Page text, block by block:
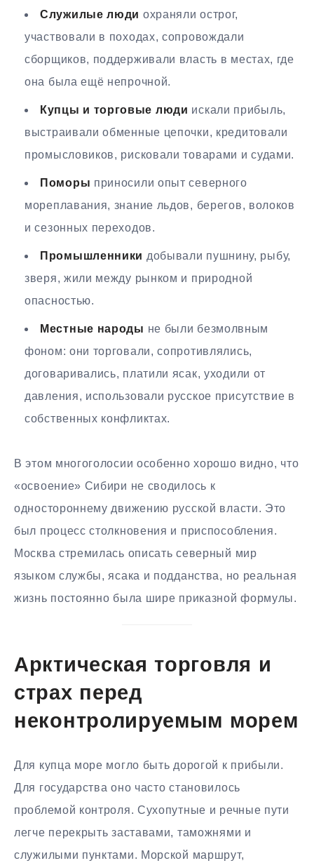
Служилые люди охраняли острог,
участвовали в походах, сопровождали
сборщиков, поддерживали власть в местах, где
она была ещё непрочной.
Купцы и торговые люди искали прибыль,
выстраивали обменные цепочки, кредитовали
промысловиков, рисковали товарами и судами.
Поморы приносили опыт северного
мореплавания, знание льдов, берегов, волоков
и сезонных переходов.
Промышленники добывали пушнину, рыбу,
зверя, жили между рынком и природной
опасностью.
Местные народы не были безмолвным
фоном: они торговали, сопротивлялись,
договаривались, платили ясак, уходили от
давления, использовали русское присутствие в
собственных конфликтах.
В этом многоголосии особенно хорошо видно, что
«освоение» Сибири не сводилось к
одностороннему движению русской власти. Это
был процесс столкновения и приспособления.
Москва стремилась описать северный мир
языком службы, ясака и подданства, но реальная
жизнь постоянно была шире приказной формулы.
Арктическая торговля и
страх перед
неконтролируемым морем
Для купца море могло быть дорогой к прибыли.
Для государства оно часто становилось
проблемой контроля. Сухопутные и речные пути
легче перекрыть заставами, таможнями и
служилыми пунктами. Морской маршрут,